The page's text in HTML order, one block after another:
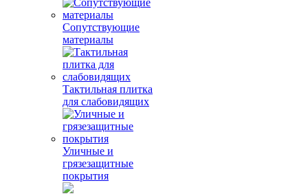
Сопутствующие
материалы
Тактильная плитка
для слабовидящих
Уличные и
грязезащитные
покрытия